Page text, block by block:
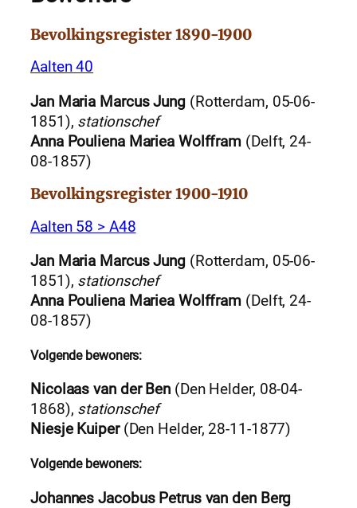
Bevolkingsregister 1890-1900
Aalten 40
Jan Maria Marcus Jung(Rotterdam, 05-06-
1851), stationschef
Anna Pouliena Mariea Wolffram (Delft, 24-
08-1857)
Bevolkingsregister 1900-1910
Aalten 58 > A48
Jan Maria Marcus Jung(Rotterdam, 05-06-
1851), stationschef
Anna Pouliena Mariea Wolffram (Delft, 24-
08-1857)
Volgende bewoners:
Nicolaas van der Ben (Den Helder, 08-04-
1868), stationschef
Niesje Kuiper(Den Helder, 28-11-1877)
Volgende bewoners:
Johannes Jacobus Petrus van den Berg